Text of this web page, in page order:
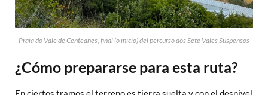
Praia do Vale de Centeanes, final (o inicio) del percurso dos Sete Vales Suspensos
¿Cómo prepararse para esta ruta?